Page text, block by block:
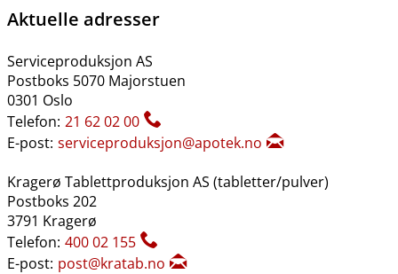
Aktuelle adresser
Serviceproduksjon AS
Postboks 5070 Majorstuen
0301 Oslo
Telefon: 21 62 02 00
E-post: serviceproduksjon@apotek.no
Kragerø Tablettproduksjon AS (tabletter​/​pulver)
Postboks 202
3791 Kragerø
Telefon: 400 02 155
E-post: post@kratab.no